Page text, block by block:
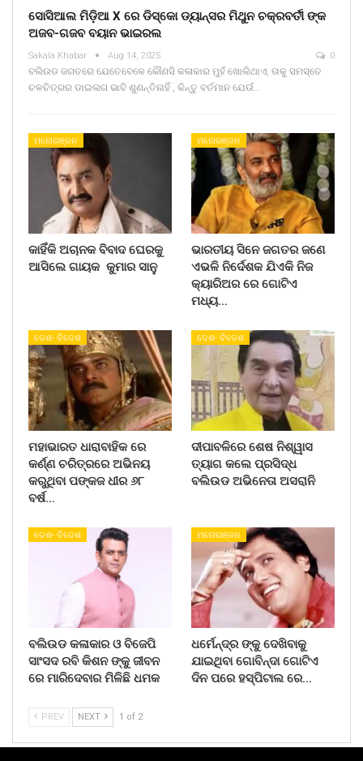
ସୋସିଆଲ ମିଡ଼ିଆ X ରେ ଡିସ୍କୋ ଡ୍ୟାନ୍ସର ମିଥୁନ ଚକ୍ରବର୍ତୀ ଙ୍କ
ଅଜବ-ଗଜବ ବୟାନ ଭାଇରଲ
Sakala Khabar Aug 14, 2025 0
ବଲିଉଡ ଜଗତରେ ଯେତେବେଳେ କୌଣସି କଳାକାର ମୁହଁ ଖୋଲିଥାଏ, ତାକୁ ସମସ୍ତେ
ଚଳଚିତ୍ରର ଡାଇଲଗ ଭାବି ଶୁଣନ୍ତିନାହିଁ , କିନ୍ତୁ ବର୍ତମାନ ଯେଉଁ…
ମନୋରଞ୍ଜନ
କାହିଁକି ଅଚାନକ ବିବାଦ ଘେରକୁ
ଆସିଲେ ଗାୟକ କୁମାର ସାନୁ
ମନୋରଞ୍ଜନ
ଭାରତୀୟ ସିନେ ଜଗତର ଜଣେ
ଏଭଳି ନିର୍ଦେଶକ ଯିଏକି ନିଜ
କ୍ୟାରିଅର ରେ ଗୋଟିଏ
ମଧ୍ୟ…
ଦେଶ- ବିଦେଶ
ମହାଭାରତ ଧାରାବାହିକ ରେ
କର୍ଣ୍ଣ ଚରିତ୍ରରେ ଅଭିନୟ
କରୁଥିବା ପଙ୍କଜ ଧୀର ୬୮
ବର୍ଷ…
ଦେଶ- ବିଦେଶ
ଦୀପାବଳିରେ ଶେଷ ନିଶ୍ୱାସ
ତ୍ୟାଗ କଲେ ପ୍ରସିଦ୍ଧ
ବଲିଉଡ ଅଭିନେତା ଅସରାନି
ଦେଶ- ବିଦେଶ
ବଲିଉଡ କଳାକାର ଓ ବିଜେପି
ସାଂସଦ ରବି କିଶନ ଙ୍କୁ ଜୀବନ
ରେ ମାରିଦେବାର ମିଳିଛି ଧମକ
ମନୋରଞ୍ଜନ
ଧର୍ମେନ୍ଦ୍ର ଙ୍କୁ ଦେଖିବାକୁ
ଯାଇଥିବା ଗୋବିନ୍ଦା ଗୋଟିଏ
ଦିନ ପରେ ହସ୍ପିଟାଲ ରେ…
PREV NEXT 1 of 2